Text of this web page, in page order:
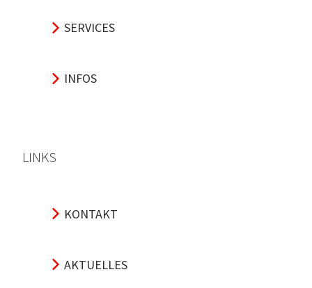
SERVICES
INFOS
LINKS
KONTAKT
AKTUELLES